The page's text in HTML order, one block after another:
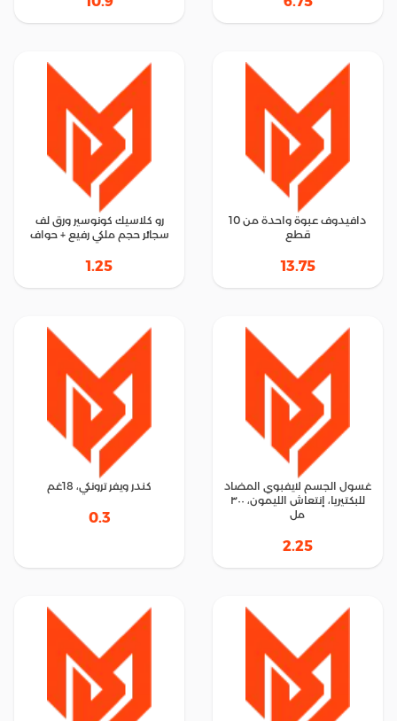
دافيدوف عبوة واحدة من 10
قطع
13.75
رو كلاسيك كونوسير ورق لف
سجائر حجم ملكي رفيع + حواف
1.25
غسول الجسم لايفبوي المضاد
للبكتيريا، إنتعاش الليمون، ٣٠٠
مل
2.25
كندر ويفر ترونكي، 18غم
0.3